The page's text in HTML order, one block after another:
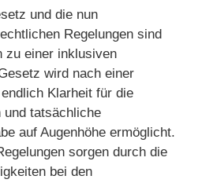
und die nun
Regelungen sind
zu einer inklusiven
wird nach einer
Klarheit für die
und tatsächliche
auf Augenhöhe ermöglicht.
sorgen durch die
bei den